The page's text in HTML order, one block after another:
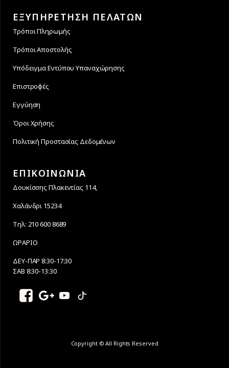
ΕΞΥΠΗΡΕΤΗΣΗ ΠΕΛΑΤΩΝ
Τρόποι Πληρωμής
Τρόποι Αποστολής
Υπόδειγμα Εντύπου Υπαναχώρησης
Επιστροφές
Εγγύηση
Όροι Χρήσης
Πολιτική Προστασίας Δεδομένων
ΕΠΙΚΟΙΝΩΝΙΑ
Δουκίσσης Πλακεντίας 114,
Χαλάνδρι 15234
Τηλ: 210 600 8689
ΩΡΑΡΙΟ
ΔΕΥ-ΠΑΡ 8:30-17:30
ΣΑΒ 8:30-13:30
Copyright © All Rights Reserved